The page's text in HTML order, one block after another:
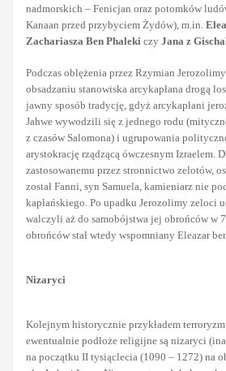
nadmorskich – Fenicjan oraz potomków
Kanaan przed przybyciem Żydów), m.in.
Zachariasza Ben Phaleki czy Jana z
Podczas oblężenia przez Rzymian
obsadzaniu stanowiska arcykapłana drogą
jawny sposób tradycję, gdyż arcykapłani
Jahwe wywodzili się z jednego rodu
z czasów Salomona) i ugrupowania
arystokrację rządzącą ówczesnym Izraelem.
zastosowanemu przez stronnictwo zelotów,
został Fanni, syn Samuela, kamieniarz nie
kapłańskiego. Po upadku Jerozolimy zeloci
walczyli aż do samobójstwa jej obrońców w
obrońców stał wtedy wspomniany Eleazar
Nizaryci
Kolejnym historycznie przykładem
ewentualnie podłoże religijne są nizaryci
na początku II tysiąclecia (1090 – 1272) na